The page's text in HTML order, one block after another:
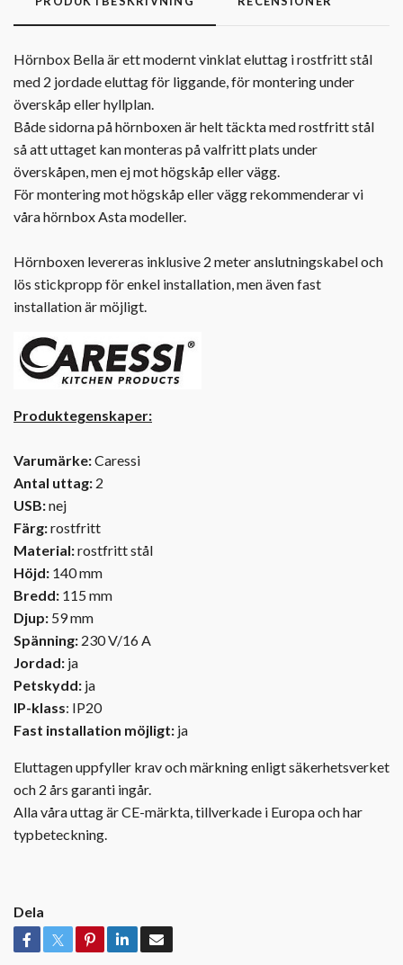
Hörnbox Bella är ett modernt vinklat eluttag i rostfritt stål
med 2 jordade eluttag för liggande, för montering under
överskåp eller hyllplan.
Både sidorna på hörnboxen är helt täckta med rostfritt stål
så att uttaget kan monteras på valfritt plats under
överskåpen, men ej mot högskåp eller vägg.
För montering mot högskåp eller vägg rekommenderar vi
våra hörnbox Asta modeller.
Hörnboxen levereras inklusive 2 meter anslutningskabel och
lös stickpropp för enkel installation, men även fast
installation är möjligt.
Produktegenskaper:
Varumärke:Caressi
Antal uttag: 2
USB:nej
Färg:rostfritt
Material:rostfritt stål
Höjd: 140 mm
Bredd: 115 mm
Djup: 59 mm
Spänning: 230 V/16 A
Jordad: ja
Petskydd: ja
IP-klass: IP20
Fast installation möjligt: ja
Eluttagen uppfyller krav och märkning enligt säkerhetsverket
och 2 års garanti ingår.
Alla våra uttag är CE-märkta, tillverkade i Europa och har
typbeteckning.
Dela